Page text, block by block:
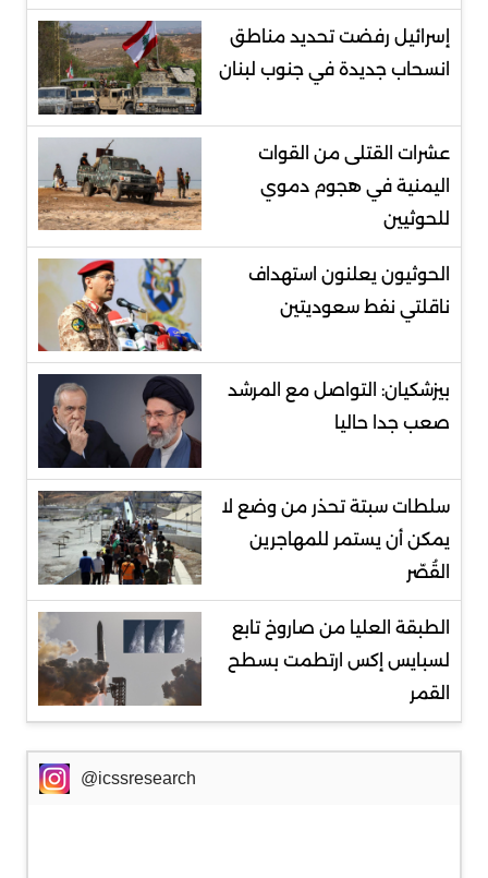
إسرائيل رفضت تحديد مناطق
انسحاب جديدة في جنوب لبنان
عشرات القتلى من القوات
اليمنية في هجوم دموي
للحوثيين
الحوثيون يعلنون استهداف
ناقلتي نفط سعوديتين
بيزشكيان: التواصل مع المرشد
صعب جدا حاليا
سلطات سبتة تحذر من وضع لا
يمكن أن يستمر للمهاجرين
القُصّر
الطبقة العليا من صاروخ تابع
لسبايس إكس ارتطمت بسطح
القمر
@icssresearch